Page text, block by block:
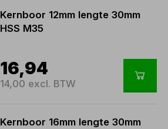
Kernboor 12mm lengte 30mm
HSS M35
16,94
14,00 excl. BTW
Kernboor 16mm lengte 30mm